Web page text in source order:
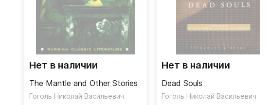
Нет в наличии
The Mantle and Other Stories
Гоголь Николай Васильевич
Нет в наличии
Dead Souls
Гоголь Николай Васильевич